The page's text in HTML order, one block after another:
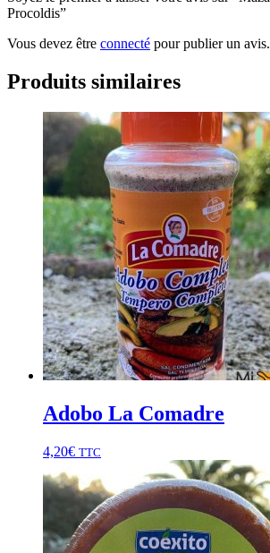
Procoldis”
Vous devez être connecté pour publier un avis.
Produits similaires
Adobo La Comadre
4,20€ TTC